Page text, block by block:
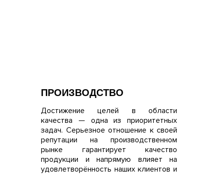
Достижение целей в области
качества — одна из приоритетных
задач. Серьезное отношение к своей
репутации на производственном
рынке гарантирует качество
продукции и напрямую влияет на
удовлетворённость наших клиентов и
ПРОИЗВОДСТВО